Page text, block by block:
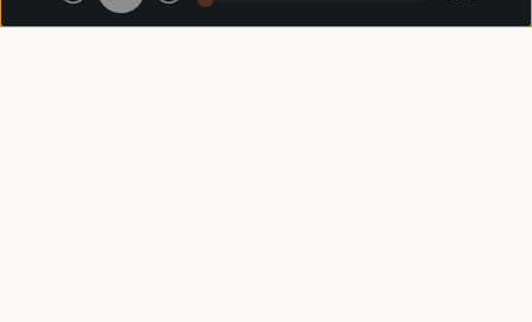
商務合作 付費條款 會員條款